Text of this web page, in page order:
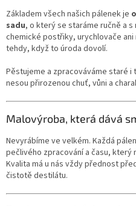
Základem všech našich pálenek je
sadu, o který se staráme ručně a
chemické postřiky, urychlovače ani
tehdy, když to úroda dovolí.
Pěstujeme a zpracováváme staré
nesou přirozenou chuť, vůni a
Malovýroba, která dává
Nevyrábíme ve velkém. Každá
pečlivého zpracování a času, který
Kvalita má u nás vždy přednost
čistotě destilátu.